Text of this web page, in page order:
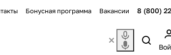
Бонусная программа Вакансии 8 (800)